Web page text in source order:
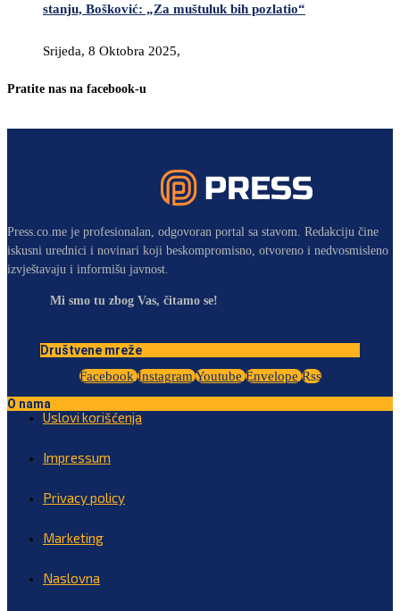
stanju, Bošković: „Za muštuluk bih pozlatio“
Srijeda, 8 Oktobra 2025,
Pratite nas na facebook-u
Press.co.me je profesionalan, odgovoran portal sa stavom. Redakciju čine
iskusni urednici i novinari koji beskompromisno, otvoreno i nedvosmisleno
izvještavaju i informišu javnost.
Mi smo tu zbog Vas, čitamo se!
Društvene mreže
Facebook Instagram Youtube Envelope Rss
O nama
Uslovi korišćenja
Impressum
Privacy policy
Marketing
Naslovna